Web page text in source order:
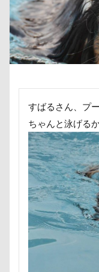
エルちゃん
カヌチャベイホ
カトラリー
オープンカー
オモチャ
オッサン座り
オキちゃん劇場
クゥくん
サンシェード
シフォンちゃん
シェリーちゃん
サンタパレード
すばるさん、プ
ちゃんと泳げる
優玖（はるく）
傘
健康チ
保護犬
去
叱られた
取りあい
南相馬鹿島SA
千里浜なぎさド
千本松牧場
倶利伽羅峠
三王山ふれあい
世界の名犬牧場
上尾市
三